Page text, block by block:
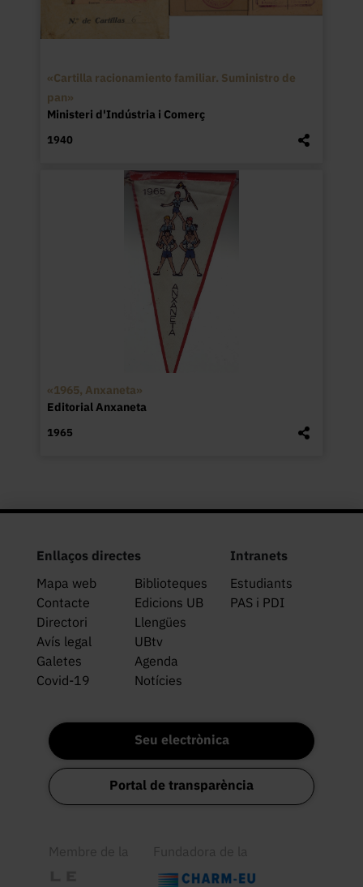
«Cartilla racionamiento familiar. Suministro de
pan»
Ministeri d'Indústria i Comerç
1940
«1965, Anxaneta»
Editorial Anxaneta
1965
Enllaços directes
Mapa web
Biblioteques
Contacte
Edicions UB
Directori
Llengües
Avís legal
UBtv
Galetes
Agenda
Covid-19
Notícies
Intranets
Estudiants
PAS i PDI
Seu electrònica
Portal de transparència
Membre de la Fundadora de la